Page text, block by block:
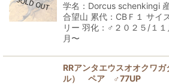
学名：Dorcus schenkingi
合望山 累代：CBＦ１ サ
リー 羽化：♂２０２５/１
月〜
RRアンタエウスオオクワガ
ル） ペア ♂77UP